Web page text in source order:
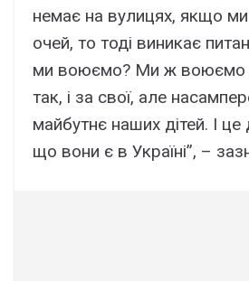
немає на вулицях, якщо ми
очей, то тоді виникає
ми воюємо? Ми ж воюємо за
так, і за свої, але
майбутнє наших дітей. І
що вони є в Україні”, –